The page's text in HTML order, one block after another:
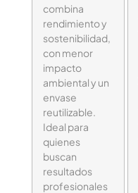
combina
rendimiento y
sostenibilidad,
con menor
impacto
ambiental y un
envase
reutilizable.
Ideal para
quienes
buscan
resultados
profesionales